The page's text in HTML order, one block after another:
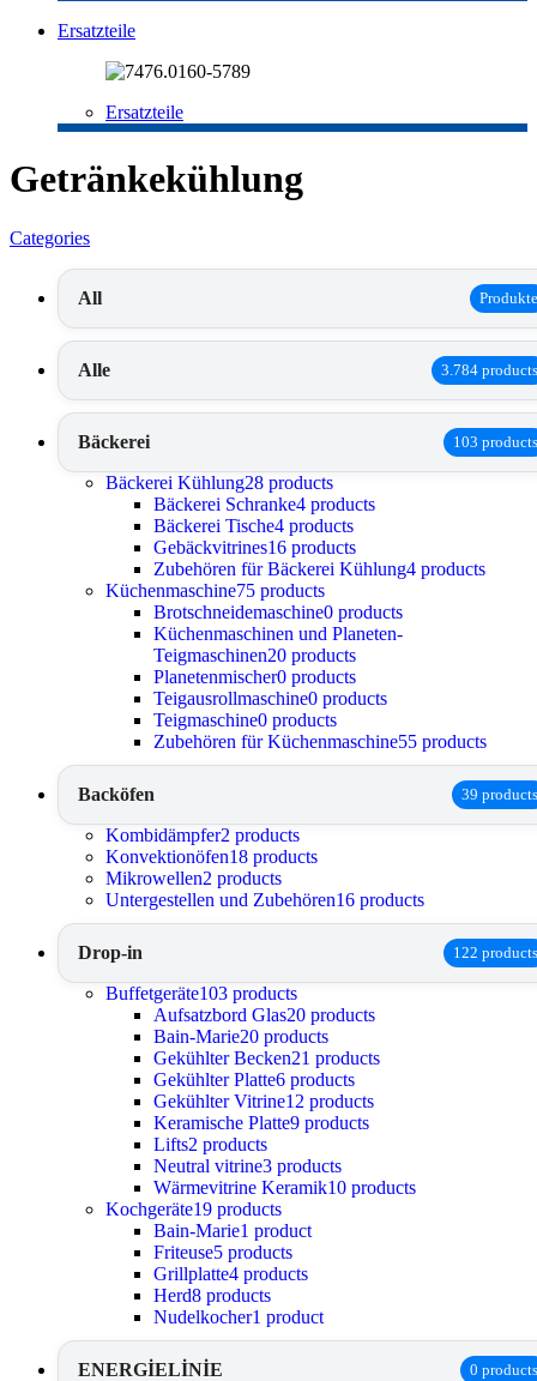
Ersatzteile
Ersatzteile
Getränkekühlung
Categories
All Produkte
Alle 3.784 products
Bäckerei 103 products
Bäckerei Kühlung28 products
Bäckerei Schranke4 products
Bäckerei Tische4 products
Gebäckvitrines16 products
Zubehören für Bäckerei Kühlung4 products
Küchenmaschine75 products
Brotschneidemaschine0 products
Küchenmaschinen und Planeten-
Teigmaschinen20 products
Planetenmischer0 products
Teigausrollmaschine0 products
Teigmaschine0 products
Zubehören für Küchenmaschine55 products
Backöfen 39 products
Kombidämpfer2 products
Konvektionöfen18 products
Mikrowellen2 products
Untergestellen und Zubehören16 products
Drop-in 122 products
Buffetgeräte103 products
Aufsatzbord Glas20 products
Bain-Marie20 products
Gekühlter Becken21 products
Gekühlter Platte6 products
Gekühlter Vitrine12 products
Keramische Platte9 products
Lifts2 products
Neutral vitrine3 products
Wärmevitrine Keramik10 products
Kochgeräte19 products
Bain-Marie1 product
Friteuse5 products
Grillplatte4 products
Herd8 products
Nudelkocher1 product
ENERGİELİNİE 0 products